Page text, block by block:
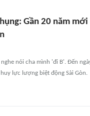
Gần 20 năm
nghe nói cha mình 'đi B'. Đến
lực lượng biệt động Sài Gòn.